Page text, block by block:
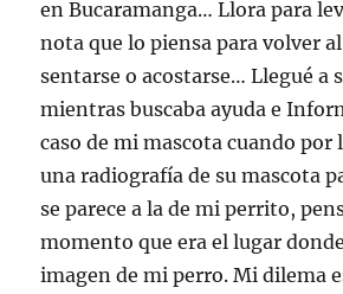
en Bucaramanga… Llora para
nota que lo piensa para volver
sentarse o acostarse… Llegué a
mientras buscaba ayuda e
caso de mi mascota cuando
una radiografía de su mascota
se parece a la de mi perrito,
momento que era el lugar
imagen de mi perro. Mi dilema